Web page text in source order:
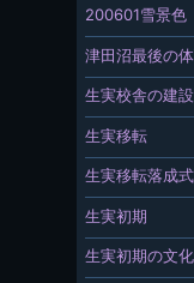
200601雪景色
津田沼最後の
生実校舎の建設
生実移転
生実移転落成
生実初期
生実初期の文